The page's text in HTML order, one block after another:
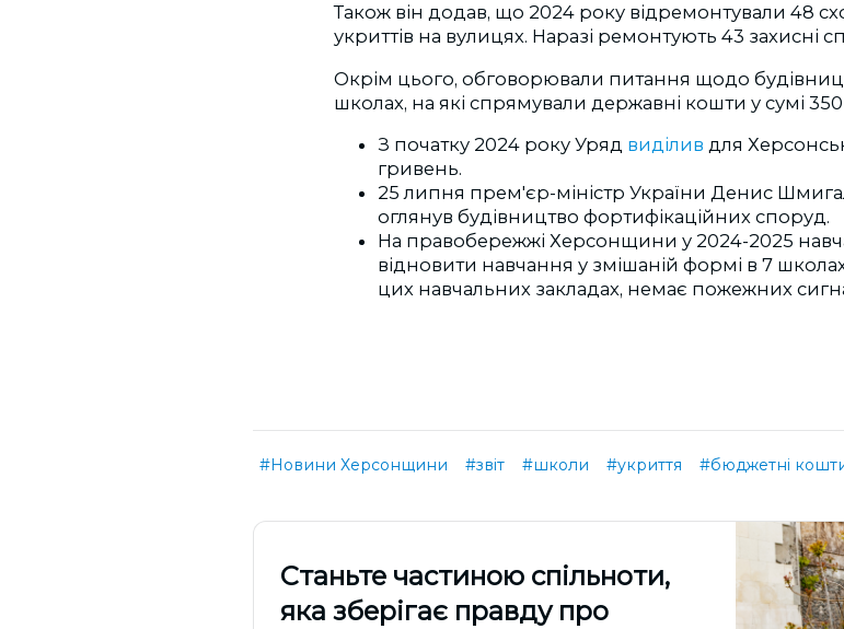
Також він додав, що 2024 року відремонтували 48
укриттів на вулицях. Наразі ремонтують 43 захисні
Окрім цього, обговорювали питання щодо
школах, на які спрямували державні кошти у сумі
З початку 2024 року Уряд виділив для
гривень.
25 липня прем'єр-міністр України Денис
оглянув будівництво фортифікаційних споруд.
На правобережжі Херсонщини у 2024-2025
відновити навчання у змішаній формі в 7
цих навчальних закладах, немає пожежних
#Новини Херсонщини #звіт #школи #укриття #бюджетні
Cтаньте частиною спільноти,
яка зберігає правду про